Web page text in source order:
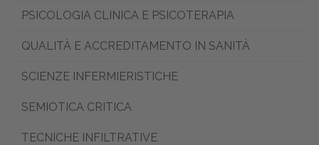
PSICOLOGIA CLINICA E PSICOTERAPIA
QUALITÀ E ACCREDITAMENTO IN SANITÀ
SCIENZE INFERMIERISTICHE
SEMIOTICA CRITICA
TECNICHE INFILTRATIVE